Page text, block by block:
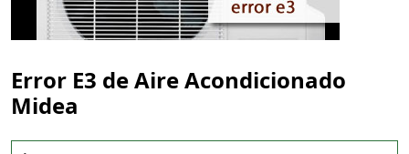
Error E3 de Aire Acondicionado
Midea